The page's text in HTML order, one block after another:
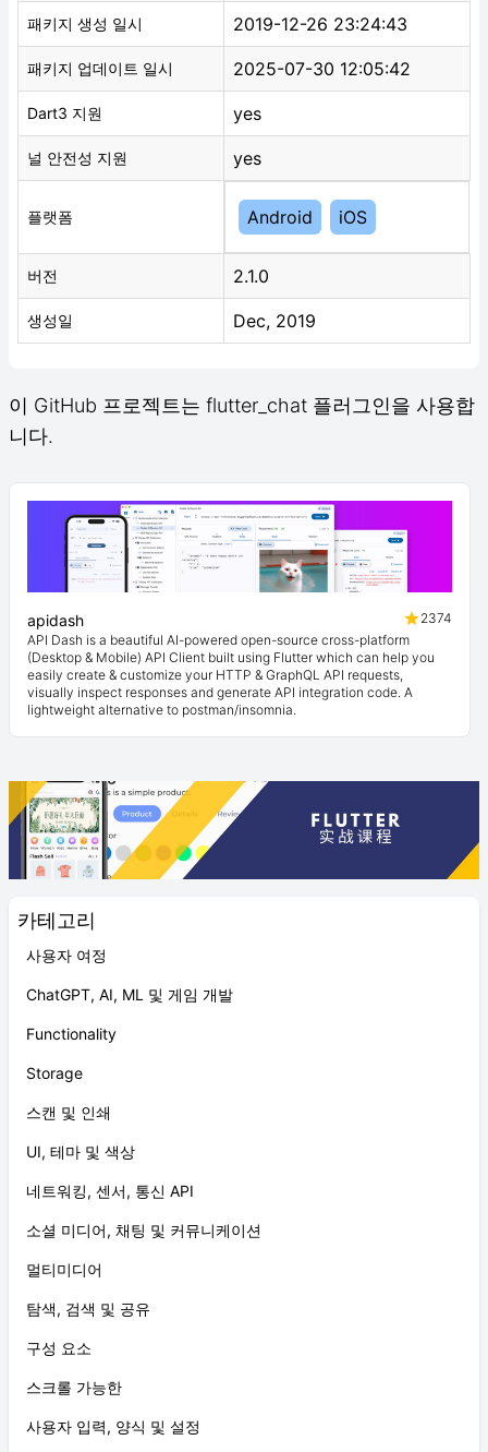
카테고리
사용자 여정
ChatGPT, AI, ML 및 게임 개발
Functionality
Storage
스캔 및 인쇄
UI, 테마 및 색상
네트워킹, 센서, 통신 API
소셜 미디어, 채팅 및 커뮤니케이션
멀티미디어
탐색, 검색 및 공유
구성 요소
스크롤 가능한
사용자 입력, 양식 및 설정
패키지 생성 일시 2019-12-26 23:24:43
패키지 업데이트 일시 2025-07-30 12:05:42
Dart3 지원 yes
널 안전성 지원 yes
플랫폼 Android iOS
버전 2.1.0
생성일 Dec, 2019
이 GitHub 프로젝트는 flutter_chat 플러그인을 사용합
니다.
apidash
2374
API Dash is a beautiful AI-powered open-source cross-platform
(Desktop & Mobile) API Client built using Flutter which can help you
easily create & customize your HTTP & GraphQL API requests,
visually inspect responses and generate API integration code. A
lightweight alternative to postman/insomnia.